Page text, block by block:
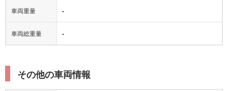
車両重量 -
車両総重量 -
その他の車両情報